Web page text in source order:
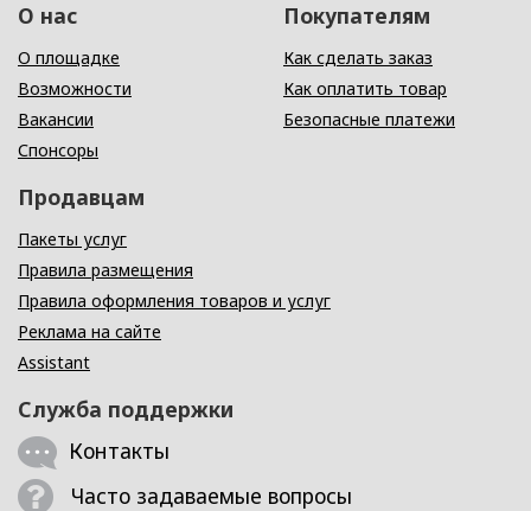
О нас
О площадке
Возможности
Вакансии
Спонсоры
Покупателям
Как сделать заказ
Как оплатить товар
Безопасные платежи
Продавцам
Пакеты услуг
Правила размещения
Правила оформления товаров и услуг
Реклама на сайте
Assistant
Служба поддержки
Контакты
Часто задаваемые вопросы